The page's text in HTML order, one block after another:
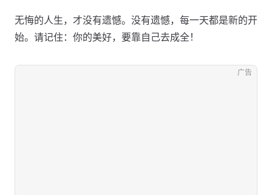
无悔的人生，才没有遗憾。没有遗憾，每一天都是新的开
始。请记住：你的美好，要靠自己去成全！
广告